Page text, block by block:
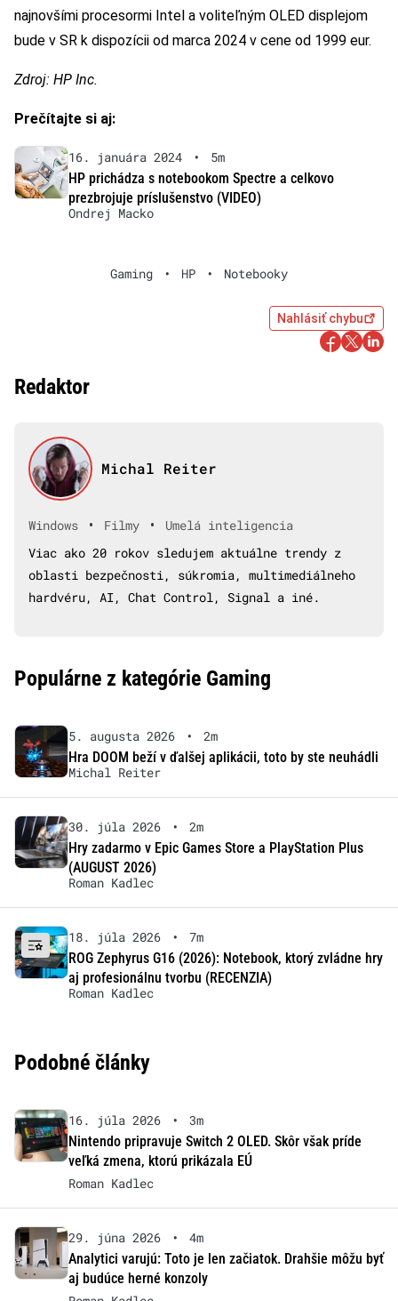
najnovšími procesormi Intel a voliteľným OLED displejom
bude v SR k dispozícii od marca 2024 v cene od 1999 eur.
Zdroj: HP Inc.
Prečítajte si aj:
16. januára 2024 •
5m
HP prichádza s notebookom Spectre a celkovo
prezbrojuje príslušenstvo (VIDEO)
Ondrej Macko
Gaming • HP • Notebooky
Nahlásiť chybu
Redaktor
Michal Reiter
Windows • Filmy •
Umelá inteligencia
Viac ako 20 rokov sledujem aktuálne trendy z
oblasti bezpečnosti, súkromia, multimediálneho
hardvéru, AI, Chat Control, Signal a iné.
Populárne z kategórie Gaming
5. augusta 2026 •
2m
Hra DOOM beží v ďalšej aplikácii, toto by ste neuhádli
Michal Reiter
30. júla 2026 •
2m
Hry zadarmo v Epic Games Store a PlayStation Plus
(AUGUST 2026)
Roman Kadlec
18. júla 2026 •
7m
ROG Zephyrus G16 (2026): Notebook, ktorý zvládne hry
aj profesionálnu tvorbu (RECENZIA)
Roman Kadlec
Podobné články
16. júla 2026 •
3m
Nintendo pripravuje Switch 2 OLED. Skôr však príde
veľká zmena, ktorú prikázala EÚ
Roman Kadlec
29. júna 2026 •
4m
Analytici varujú: Toto je len začiatok. Drahšie môžu byť
aj budúce herné konzoly